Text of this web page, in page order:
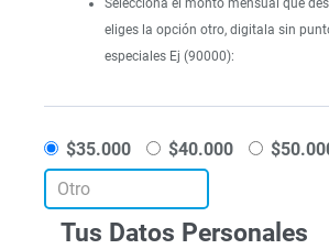
Selecciona el monto mensual que
eliges la opción otro, digitala sin
especiales Ej (90000):
$35.000 $40.000
Tus Datos Personales